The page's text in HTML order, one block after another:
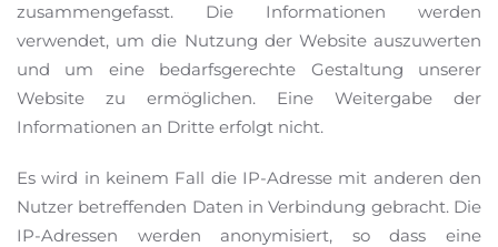
zusammengefasst. Die Informationen werden
verwendet, um die Nutzung der Website auszuwerten
und um eine bedarfsgerechte Gestaltung unserer
Website zu ermöglichen. Eine Weitergabe der
Informationen an Dritte erfolgt nicht.
Es wird in keinem Fall die IP-Adresse mit anderen den
Nutzer betreffenden Daten in Verbindung gebracht. Die
IP-Adressen werden anonymisiert, so dass eine